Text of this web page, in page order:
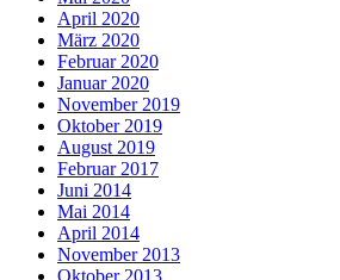
April 2020
März 2020
Februar 2020
Januar 2020
November 2019
Oktober 2019
August 2019
Februar 2017
Juni 2014
Mai 2014
April 2014
November 2013